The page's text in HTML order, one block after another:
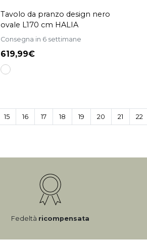
Tavolo da pranzo design nero
ovale L170 cm HALIA
Consegna in 6 settimane
619,99
15 16 17 18 19 20 21 22
Fedeltà ricompensata